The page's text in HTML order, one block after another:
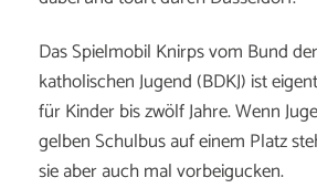
Das Spielmobil Knirps vom Bund
katholischen Jugend (BDKJ) ist
für Kinder bis zwölf Jahre. Wenn
gelben Schulbus auf einem Platz
sie aber auch mal vorbeigucken.